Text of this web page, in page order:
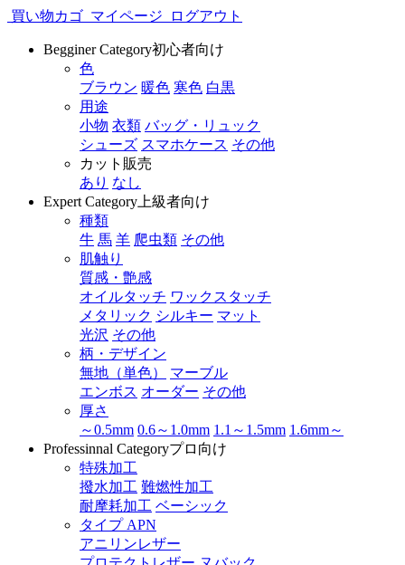
買い物カゴ マイページ ログアウト
Begginer Category初心者向け
色
ブラウン 暖色 寒色 白黒
用途
小物 衣類 バッグ・リュック
シューズ スマホケース その他
カット販売
あり なし
Expert Category 上級者向け
種類
牛 馬 羊 爬虫類 その他
肌触り
質感・艶感
オイルタッチ ワックスタッチ
メタリック シルキー マット
光沢 その他
柄・デザイン
無地（単色）
マーブル
エンボス オーダー その他
厚さ
～0.5mm 0.6～1.0mm 1.1～1.5mm 1.6mm～
Professinnal Categoryプロ向け
特殊加工
撥水加工 難燃性加工
耐摩耗加工 ベーシック
タイプ APN
アニリンレザー